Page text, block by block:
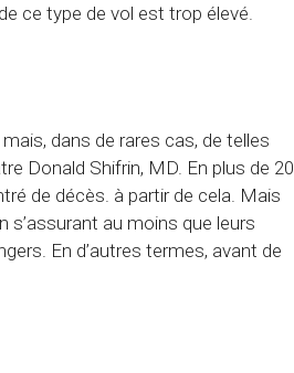
ce type de vol est trop élevé.
dans de rares cas, de telles
Donald Shifrin, MD. En plus de 20
de décès. à partir de cela. Mais
au moins que leurs
En d’autres termes, avant de